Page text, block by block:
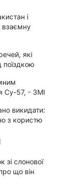
і
взаємну
які
поїздкою
Су-57, - ЗМІ
викидати:
з користю
зі слонової
що він